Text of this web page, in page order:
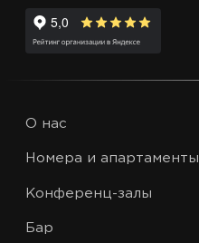
О нас
Номера и апартаменты
Конференц-залы
Бар